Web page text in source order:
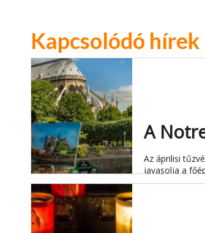
Kapcsolódó hírek
A
Az áprilisi
javasolja a